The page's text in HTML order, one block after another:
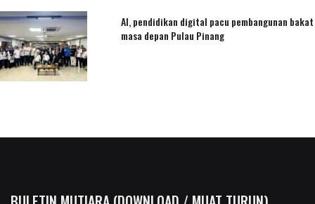
AI, pendidikan digital pacu pembangunan bakat
masa depan Pulau Pinang